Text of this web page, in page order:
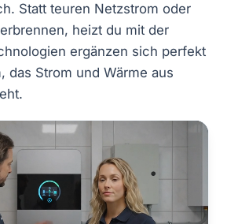
Statt teuren Netzstrom oder
heizt du mit der
ergänzen sich perfekt
das Strom und Wärme aus